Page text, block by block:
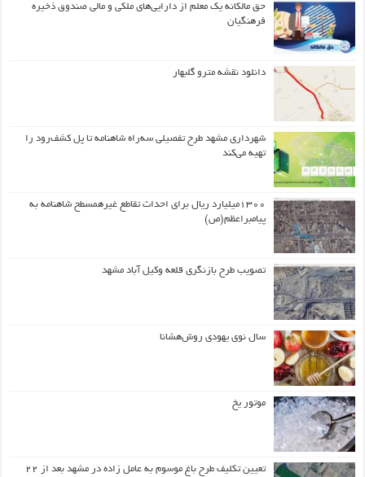
حق مالکانه یک معلم از دارایی‌های ملکی و مالی صندوق ذخیره
فرهنگیان
دانلود نقشه مترو گلبهار
شهرداری مشهد طرح تفصیلی سه‌راه شاهنامه تا پل کشف‌رود را
تهیه می‌کند
۱۳۰۰میلیارد ریال برای احداث تقاطع غیرهمسطح شاهنامه به
پیامبراعظم(ص)
تصویب طرح بازنگری قلعه وکیل آباد مشهد
سال نوی یهودی روش‌هشانا
موتور یخ
تعیین تکلیف طرح باغ موسوم به عامل زاده در مشهد بعد از ۲۲